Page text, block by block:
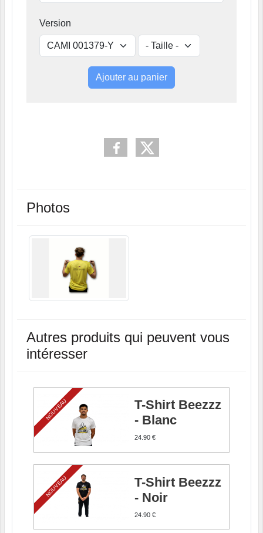
Version
Ajouter au panier
Photos
Autres produits qui peuvent vous
intéresser
T-Shirt Beezzz
- Blanc
24.90 €
NOUVEAU
T-Shirt Beezzz
- Noir
24.90 €
NOUVEAU